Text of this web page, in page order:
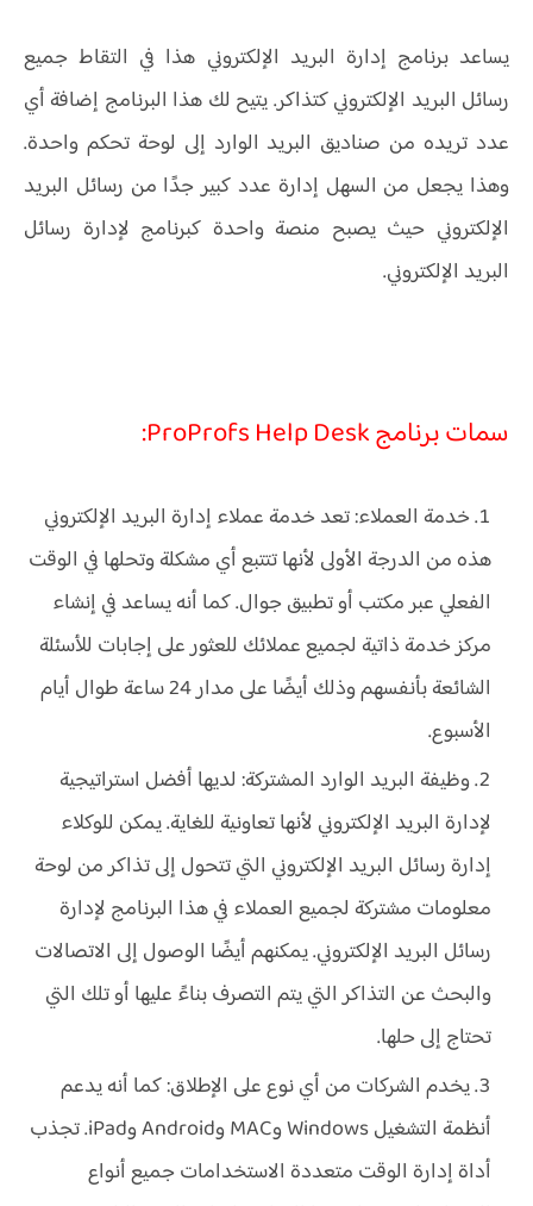
يساعد برنامج إدارة البريد الإلكتروني هذا في التقاط جميع
رسائل البريد الإلكتروني كتذاكر. يتيح لك هذا البرنامج إضافة أي
عدد تريده من صناديق البريد الوارد إلى لوحة تحكم واحدة.
وهذا يجعل من السهل إدارة عدد كبير جدًا من رسائل البريد
الإلكتروني حيث يصبح منصة واحدة كبرنامج لإدارة رسائل
البريد الإلكتروني.
سمات برنامج ProProfs Help Desk:
خدمة العملاء: تعد خدمة عملاء إدارة البريد الإلكتروني
هذه من الدرجة الأولى لأنها تتتبع أي مشكلة وتحلها في الوقت
الفعلي عبر مكتب أو تطبيق جوال. كما أنه يساعد في إنشاء
مركز خدمة ذاتية لجميع عملائك للعثور على إجابات للأسئلة
الشائعة بأنفسهم وذلك أيضًا على مدار 24 ساعة طوال أيام
الأسبوع.
وظيفة البريد الوارد المشتركة: لديها أفضل استراتيجية
لإدارة البريد الإلكتروني لأنها تعاونية للغاية. يمكن للوكلاء
إدارة رسائل البريد الإلكتروني التي تتحول إلى تذاكر من لوحة
معلومات مشتركة لجميع العملاء في هذا البرنامج لإدارة
رسائل البريد الإلكتروني. يمكنهم أيضًا الوصول إلى الاتصالات
والبحث عن التذاكر التي يتم التصرف بناءً عليها أو تلك التي
تحتاج إلى حلها.
يخدم الشركات من أي نوع على الإطلاق: كما أنه يدعم
أنظمة التشغيل Windows وMAC وAndroid وiPad. تجذب
أداة إدارة الوقت متعددة الاستخدامات جميع أنواع